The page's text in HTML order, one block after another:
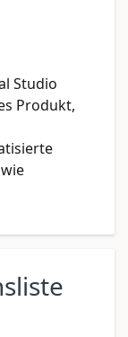
Studio
Produkt,